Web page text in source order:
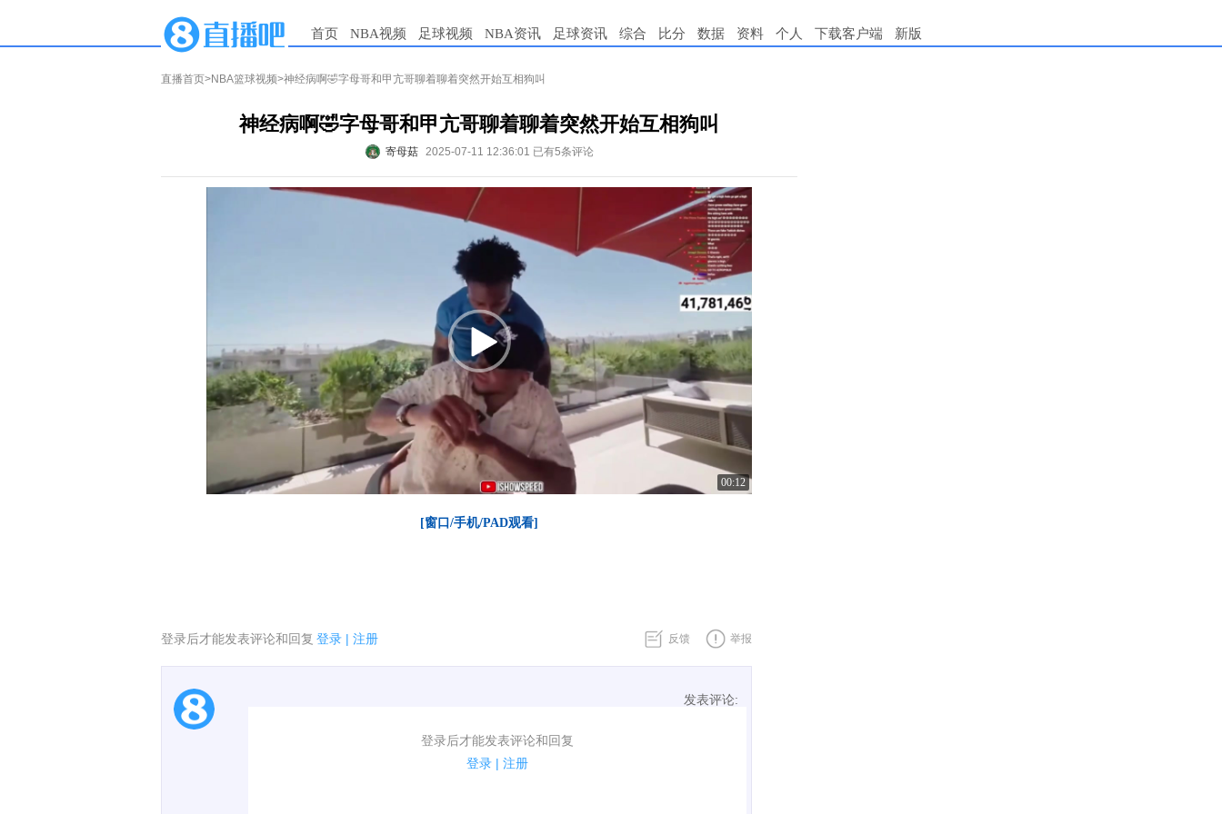
首页 NBA视频 足球视频 NBA资讯 足球资讯 综合 比分 数据 资料 个人 下载客户端 新版
直播首页>NBA篮球视频>神经病啊🤣字母哥和甲亢哥聊着聊着突然开始互相狗叫
神经病啊🤣字母哥和甲亢哥聊着聊着突然开始互相狗叫
寄母菇 2025-07-11 12:36:01 已有5条评论
00:12
[窗口/手机/PAD观看]
登录后才能发表评论和回复 登录 | 注册 反馈 举报
发表评论:
登录后才能发表评论和回复
登录 | 注册
1.电脑端新用户可以发表评论了！